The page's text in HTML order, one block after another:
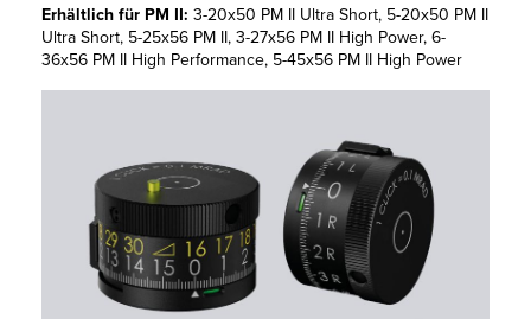
Erhältlich für PM II: 3-20x50 PM II Ultra Short, 5-20x50 PM II
Ultra Short, 5-25x56 PM II, 3-27x56 PM II High Power, 6-
36x56 PM II High Performance, 5-45x56 PM II High Power